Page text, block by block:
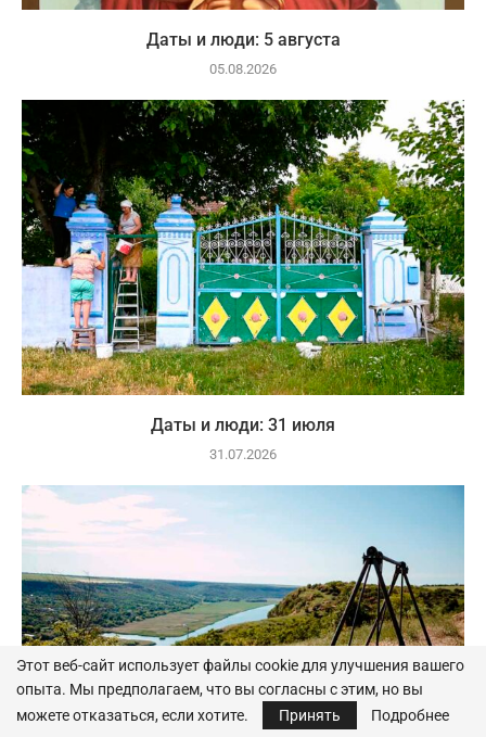
Даты и люди: 5 августа
05.08.2026
Даты и люди: 31 июля
31.07.2026
Этот веб-сайт использует файлы cookie для улучшения вашего
опыта. Мы предполагаем, что вы согласны с этим, но вы
можете отказаться, если хотите.
Принять Подробнее